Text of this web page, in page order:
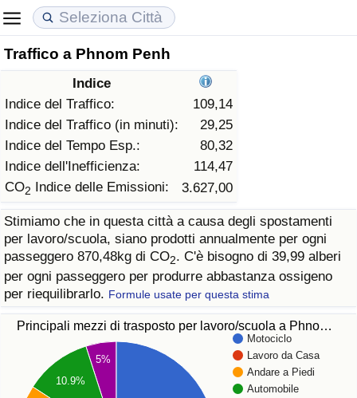
Traffico a Phnom Penh
Indice
Indice del Traffico:
109,14
Indice del Traffico (in minuti):
29,25
Indice del Tempo Esp.:
80,32
Indice dell'Inefficienza:
114,47
CO2 Indice delle Emissioni: 3.627,00
Stimiamo che in questa città a causa degli spostamenti
per lavoro/scuola, siano prodotti annualmente per ogni
passeggero 870,48kg di CO2. C'è bisogno di 39,99 alberi
per ogni passeggero per produrre abbastanza ossigeno
per riequilibrarlo. Formule usate per questa stima
Principali mezzi di trasposto per lavoro/scuola a Phno…
Motociclo
Lavoro da Casa
Andare a Piedi
Automobile
5%
10.9%
Costo della vita
Indice Del Costo Della Vita (corrente)
Indice Del Costo Della Vita
Indice del Costo della Vita per Nazione
ad Aqaba
Prezzi degli immobili
Indice del Prezzo delle Case (Corrente)
Indice del Prezzo delle Case
Indice del Prezzo delle Case per Nazione
Qualità della Vita
Indice della Qualità della Vita
Indice della Qualità della Vita (Corrente)
Indice della qualità della vita per Paese
Criminalità
Indice del Tasso di Criminalità (Corrente)
Indice della Criminalità
Indice di criminalità per paese
Assistenza Sanitaria